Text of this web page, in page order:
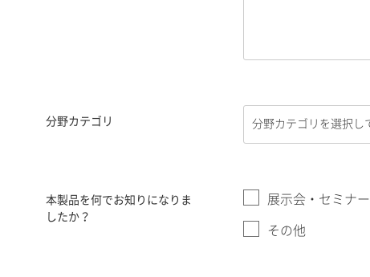
分野カテゴリ
本製品を何でお知りになりま
したか？
展示会・セミナー
その他